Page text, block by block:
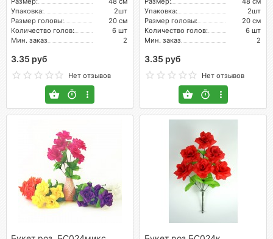
Упаковка:
2шт
Размер головы:
20 см
Количество голов:
6 шт
Мин. заказ
2
3.35 руб
Нет отзывов
Упаковка:
2шт
Размер головы:
20 см
Количество голов:
6 шт
Мин. заказ
2
3.35 руб
Нет отзывов